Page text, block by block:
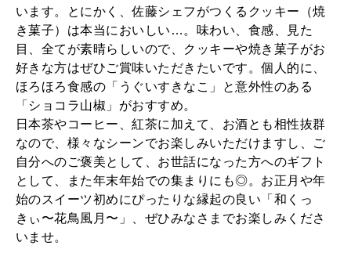
います。とにかく、佐藤シェフがつくるクッキー（焼
き菓子）は本当においしい…。味わい、食感、見た
目、全てが素晴らしいので、クッキーや焼き菓子がお
好きな方はぜひご賞味いただきたいです。個人的に、
ほろほろ食感の「うぐいすきなこ」と意外性のある
「ショコラ山椒」がおすすめ。
日本茶やコーヒー、紅茶に加えて、お酒とも相性抜群
なので、様々なシーンでお楽しみいただけますし、ご
自分へのご褒美として、お世話になった方へのギフト
として、また年末年始での集まりにも◎。お正月や年
始のスイーツ初めにぴったりな縁起の良い「和くっ
きぃ〜花鳥風月〜」、ぜひみなさまでお楽しみくださ
いませ。